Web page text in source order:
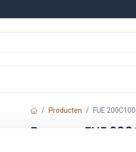
Producten FUE
Baumer FUE